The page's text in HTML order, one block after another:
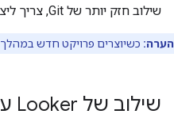
שילוב חזק יותר של Git, צריך ליצור מאגר Git משלכם ולפעול לפי ההוראות בדף הזה כדי לקשר אותו למופע Looker.
הערה: כשיוצרים פרויקט חדש במהלך
שילוב של Looker עם Git